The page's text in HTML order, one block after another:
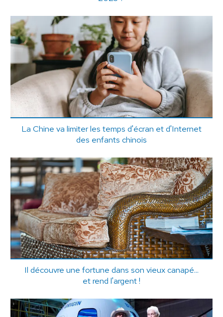
La Chine va limiter les temps d'écran et d'Internet
des enfants chinois
Il découvre une fortune dans son vieux canapé...
et rend l'argent !